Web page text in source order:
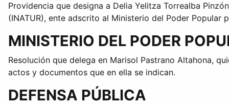
Providencia que designa a Delia Yelitza Torrealba
(INATUR), ente adscrito al Ministerio del Poder Popular
MINISTERIO DEL PODER
Resolución que delega en Marisol Pastrano Altahona,
actos y documentos que en ella se indican.
DEFENSA PÚBLICA